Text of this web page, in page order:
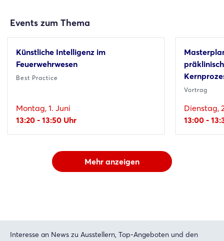
Events zum Thema
Künstliche Intelligenz im
Feuerwehrwesen
Best Practice
Montag, 1. Juni
13:20 - 13:50 Uhr
Vortrag
Dienstag,
13:00 -
Mehr anzeigen
Interesse an News zu Ausstellern, Top-Angeboten und den